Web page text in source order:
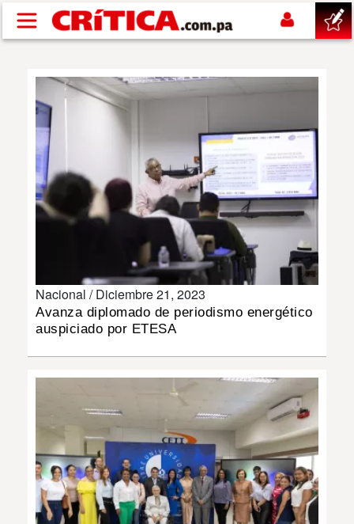
Pasar al contenido principal
SUCESOS
NACIONAL
POLÍTICA
DEPORTES
MULTIMEDIA
IMPRESO
Nacional /Diciembre 21, 2023
Avanza diplomado de periodismo energético
auspiciado por ETESA